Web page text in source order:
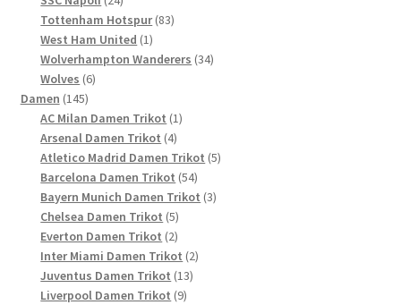
Produkte
Tottenham Hotspur 8383
West Ham United 11
Produkt
Wolverhampton Wanderers 3434
Wolves 66
Damen 145145
Produkte
AC Milan Damen Trikot 11
Arsenal Damen Trikot 44
Produkte
Atletico Madrid Damen Trikot 55
Barcelona Damen Trikot 5454
Produkte
Bayern Munich Damen Trikot 33
Chelsea Damen Trikot 55
Produkte
Everton Damen Trikot 22
Produkte
Inter Miami Damen Trikot 22
Juventus Damen Trikot 1313
Liverpool Damen Trikot 99